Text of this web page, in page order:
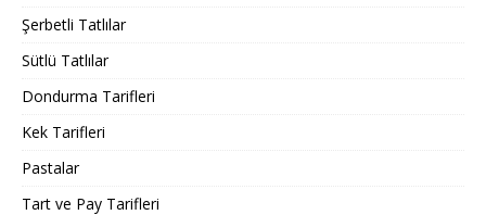
Şerbetli Tatlılar
Sütlü Tatlılar
Dondurma Tarifleri
Kek Tarifleri
Pastalar
Tart ve Pay Tarifleri